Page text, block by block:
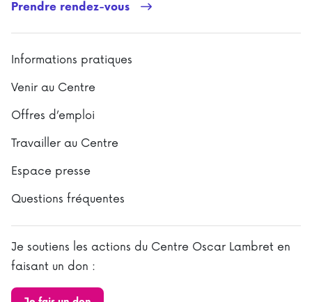
Prendre rendez-vous
Informations pratiques
Venir au Centre
Offres d’emploi
Travailler au Centre
Espace presse
Questions fréquentes
Je soutiens les actions du Centre Oscar Lambret en
faisant un don :